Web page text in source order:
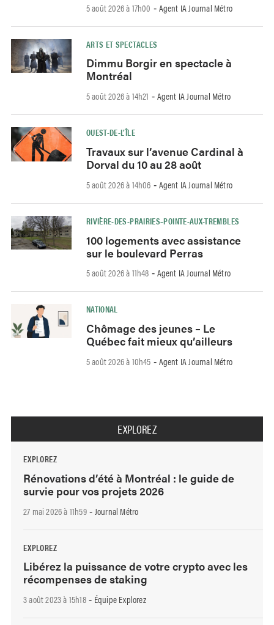
5 août 2026 à 17h00 - Agent IA Journal Métro
ARTS ET SPECTACLES
Dimmu Borgir en spectacle à
Montréal
5 août 2026 à 14h21 - Agent IA Journal Métro
OUEST-DE-L’ÎLE
Travaux sur l’avenue Cardinal à
Dorval du 10 au 28 août
5 août 2026 à 14h06 - Agent IA Journal Métro
RIVIÈRE-DES-PRAIRIES–POINTE-AUX-TREMBLES
100 logements avec assistance
sur le boulevard Perras
5 août 2026 à 11h48 - Agent IA Journal Métro
NATIONAL
Chômage des jeunes – Le
Québec fait mieux qu’ailleurs
5 août 2026 à 10h45 - Agent IA Journal Métro
EXPLOREZ
EXPLOREZ
Rénovations d’été à Montréal : le guide de
survie pour vos projets 2026
27 mai 2026 à 11h59- Journal Métro
EXPLOREZ
Libérez la puissance de votre crypto avec les
récompenses de staking
3 août 2023 à 15h18- Équipe Explorez